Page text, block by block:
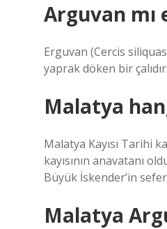
Arguvan mı
Erguvan (Cercis
yaprak döken bir
Malatya
Malatya Kayısı Tarihi
kayısının anavatanı
Büyük İskender’in
Malatya